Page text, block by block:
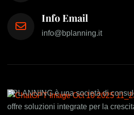
Info Email
info@bplanning.it
BPLANNING è una società di
offre soluzioni integrate per la